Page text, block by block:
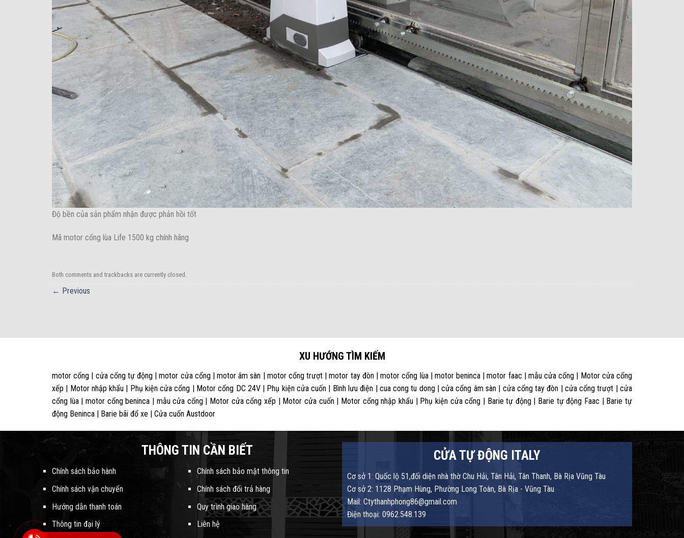
Độ bền của sản phẩm nhận được phản hồi tốt
Mã motor cổng lùa Life 1500 kg chính hãng
Both comments and trackbacks are currently closed.
← Previous
XU HƯỚNG TÌM KIẾM
motor cổng | cửa cổng tự động | motor cửa cổng | motor âm sàn | motor cổng trượt | motor tay đòn | motor cổng lùa | motor beninca | motor faac | mẫu cửa cổng | Motor cửa cổng
xếp | Motor nhập khẩu | Phụ kiện cửa cổng | Motor cổng DC 24V | Phụ kiện cửa cuốn | Bình lưu điện | cua cong tu dong | cửa cổng âm sàn | cửa cổng tay đòn | cửa cổng trượt | cửa
cổng lùa | motor cổng beninca | mẫu cửa cổng | Motor cửa cổng xếp | Motor cửa cuốn | Motor cổng nhập khẩu | Phụ kiện cửa cổng | Barie tự động | Barie tự động Faac | Barie tự
động Beninca | Barie bãi đổ xe | Cửa cuốn Austdoor
THÔNG TIN CẦN BIẾT
Chính sách bảo hành
Chính sách vận chuyển
Hướng dẫn thanh toán
Thông tin đại lý
Chính sách bảo mật thông tin
Chính sách đổi trả hàng
Quy trình giao hàng
Liên hệ
CỬA TỰ ĐỘNG ITALY
Cơ sở 1: Quốc lộ 51,đối diện nhà thờ Chu Hải, Tân Hải, Tân Thanh, Bà Rịa Vũng Tàu
Cơ sở 2: 1128 Phạm Hùng, Phường Long Toàn, Bà Rịa - Vũng Tàu
Mail: Ctythanhphong86@gmail.com
Điện thoại: 0962.548.139